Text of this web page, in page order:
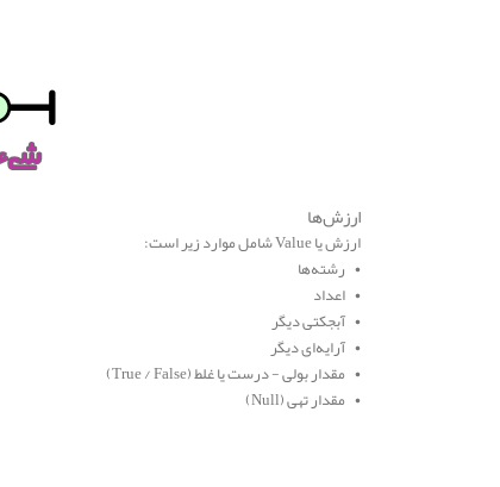
ارزش‌ها
ارزش یا Value شامل موارد زیر است:
• رشته‌ها
• اعداد
• آبجکتی دیگر
• آرایه‌ای دیگر
• مقدار بولی - درست یا غلط (True / False)
• مقدار تهی (Null)